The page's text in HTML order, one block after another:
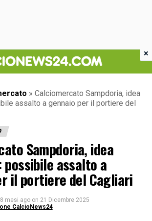
» Calciomercato Sampdoria, idea
assalto a gennaio per il portiere del
Sampdoria, idea
possibile assalto a
il portiere del Cagliari
8 mesi ago on 21 Dicembre 2025
CalcioNews24
×